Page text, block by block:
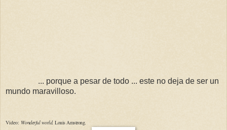
... porque a pesar de todo ... este no deja de ser un
mundo maravilloso.
Video: Wonderful world. Louis Amstrong.